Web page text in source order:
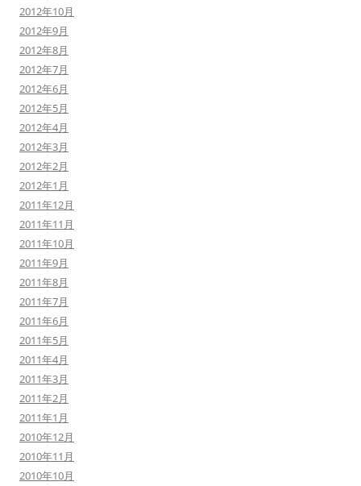
2012年10月
2012年9月
2012年8月
2012年7月
2012年6月
2012年5月
2012年4月
2012年3月
2012年2月
2012年1月
2011年12月
2011年11月
2011年10月
2011年9月
2011年8月
2011年7月
2011年6月
2011年5月
2011年4月
2011年3月
2011年2月
2011年1月
2010年12月
2010年11月
2010年10月